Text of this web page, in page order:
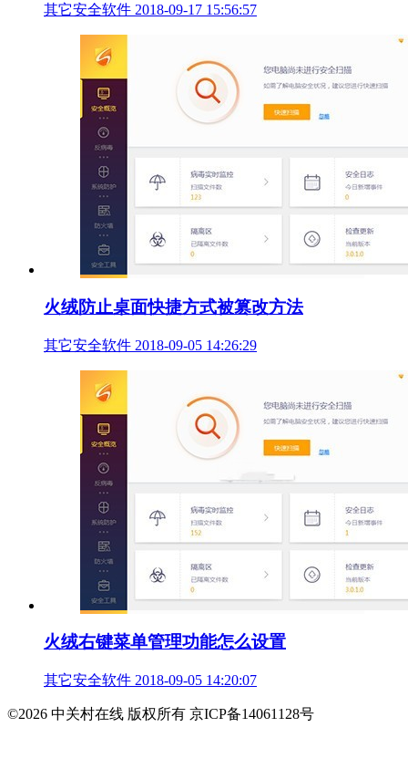
其它安全软件 2018-09-17 15:56:57
火绒防止桌面快捷方式被篡改方法
其它安全软件 2018-09-05 14:26:29
火绒右键菜单管理功能怎么设置
其它安全软件 2018-09-05 14:20:07
©2026 中关村在线 版权所有 京ICP备14061128号